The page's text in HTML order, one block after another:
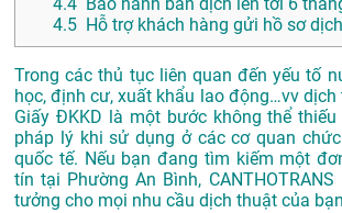
4.4 Bảo hành bản dịch lên tới 6
4.5 Hỗ trợ khách hàng gửi hồ sơ
Trong các thủ tục liên quan đến yếu tố
học, định cư, xuất khẩu lao động…vv
Giấy ĐKKD là một bước không thể
pháp lý khi sử dụng ở các cơ quan
quốc tế. Nếu bạn đang tìm kiếm một
tín tại Phường An Bình,
tưởng cho mọi nhu cầu dịch thuật của bạn